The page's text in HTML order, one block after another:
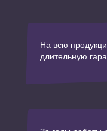
На всю
длительную